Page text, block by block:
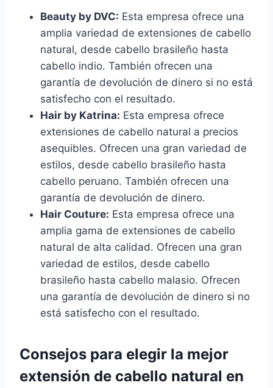
Beauty by DVC: Esta empresa ofrece una
amplia variedad de extensiones de cabello
natural, desde cabello brasileño hasta
cabello indio. También ofrecen una
garantía de devolución de dinero si no está
satisfecho con el resultado.
Hair by Katrina: Esta empresa ofrece
extensiones de cabello natural a precios
asequibles. Ofrecen una gran variedad de
estilos, desde cabello brasileño hasta
cabello peruano. También ofrecen una
garantía de devolución de dinero.
Hair Couture: Esta empresa ofrece una
amplia gama de extensiones de cabello
natural de alta calidad. Ofrecen una gran
variedad de estilos, desde cabello
brasileño hasta cabello malasio. Ofrecen
una garantía de devolución de dinero si no
está satisfecho con el resultado.
Consejos para elegir la mejor
extensión de cabello natural en